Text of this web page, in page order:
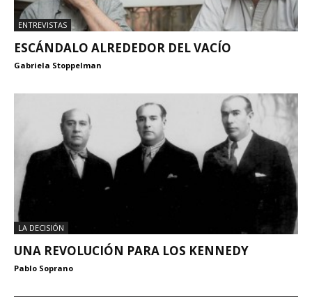
ENTREVISTAS
ESCÁNDALO ALREDEDOR DEL VACÍO
Gabriela Stoppelman
LA DECISIÓN
UNA REVOLUCIÓN PARA LOS KENNEDY
Pablo Soprano